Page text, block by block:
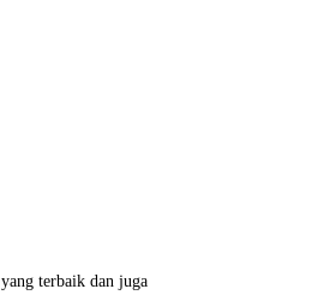
terbaik dan juga